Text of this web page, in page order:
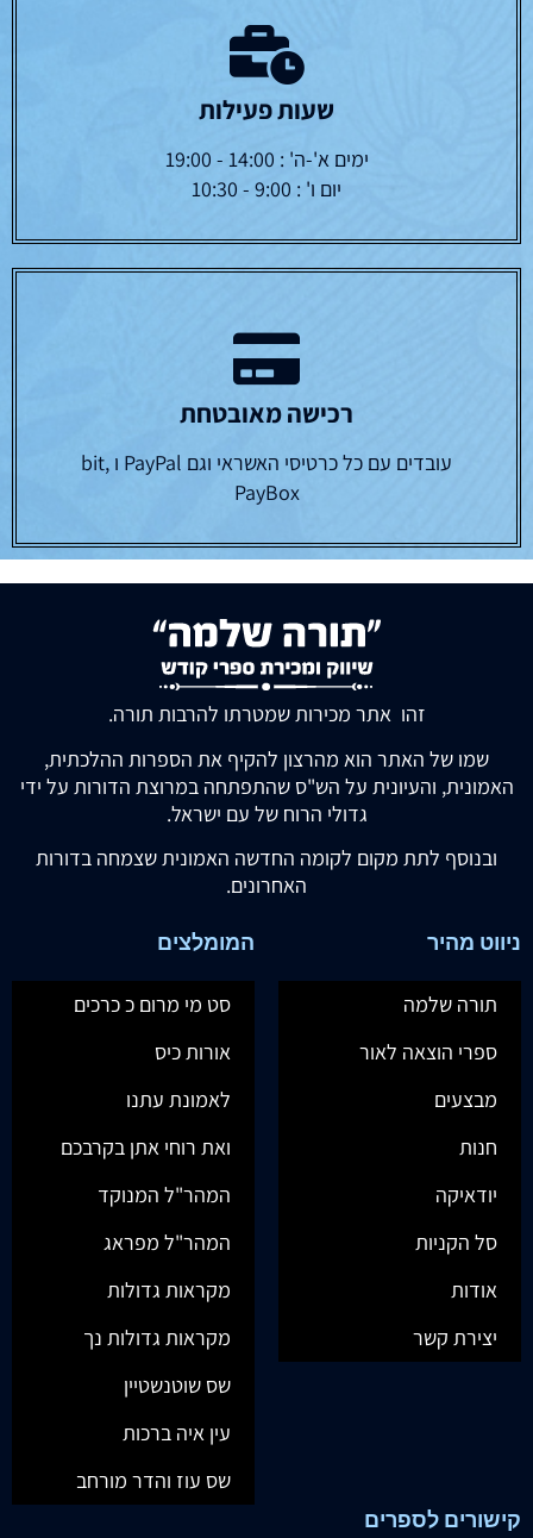
שעות פעילות
ימים א'-ה' : 14:00 - 19:00
יום ו' : 9:00 - 10:30
רכישה מאובטחת
עובדים עם כל כרטיסי האשראי וגם PayPal ו bit,
PayBox
זהו אתר מכירות שמטרתו להרבות תורה.
שמו של האתר הוא מהרצון להקיף את הספרות ההלכתית,
האמונית, והעיונית על הש"ס שהתפתחה במרוצת הדורות על ידי
גדולי הרוח של עם ישראל.
ובנוסף לתת מקום לקומה החדשה האמונית שצמחה בדורות
האחרונים.
ניווט מהיר
תורה שלמה
ספרי הוצאה לאור
מבצעים
חנות
יודאיקה
סל הקניות
אודות
יצירת קשר
המומלצים
סט מי מרום כ כרכים
אורות כיס
לאמונת עתנו
ואת רוחי אתן בקרבכם
המהר"ל המנוקד
המהר"ל מפראג
מקראות גדולות
מקראות גדולות נך
שס שוטנשטיין
עין איה ברכות
שס עוז והדר מורחב
קישורים לספרים